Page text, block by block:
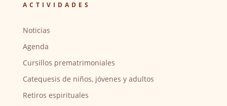
ACTIVIDADES
Noticias
Agenda
Cursillos prematrimoniales
Catequesis de niños, jóvenes y adultos
Retiros espirituales